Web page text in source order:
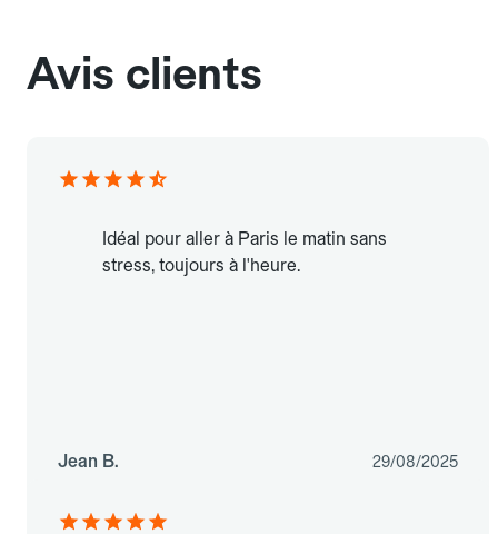
Avis clients
Idéal pour aller à Paris le matin sans
stress, toujours à l'heure.
Jean B. 29/08/2025